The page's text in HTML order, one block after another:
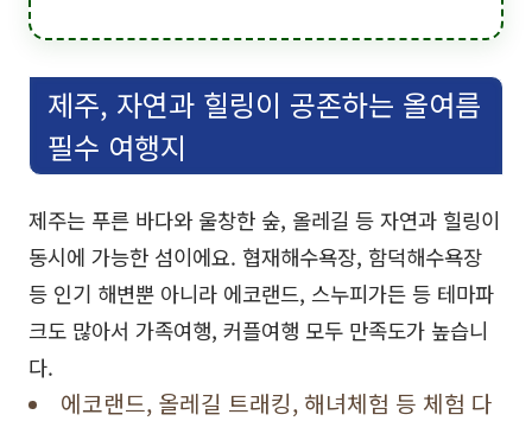
제주, 자연과 힐링이 공존하는 올여름
필수 여행지
제주는 푸른 바다와 울창한 숲, 올레길 등 자연과 힐링이
동시에 가능한 섬이에요. 협재해수욕장, 함덕해수욕장
등 인기 해변뿐 아니라 에코랜드, 스누피가든 등 테마파
크도 많아서 가족여행, 커플여행 모두 만족도가 높습니
다.
에코랜드, 올레길 트래킹, 해녀체험 등 체험 다